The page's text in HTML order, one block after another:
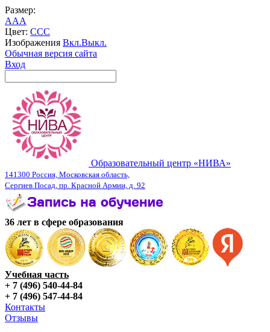
Размер:
AAA
Цвет: CCC
Изображения Вкл.Выкл.
Обычная версия сайта
Вход
Образовательный центр «НИВА»
141300 Россия, Московская область,
Сергиев Посад, пр. Красной Армии, д. 92
36 лет в сфере образования
Учебная часть
+ 7 (496) 540-44-84
+ 7 (496) 547-44-84
Контакты
Отзывы